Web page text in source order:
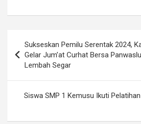
navigation
Sukseskan Pemilu Serentak 2024,
Gelar Jum’at Curhat Bersa
Lembah Segar
Siswa SMP 1 Kemusu Ikuti